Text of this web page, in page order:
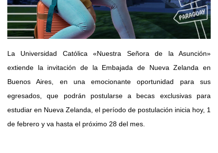
La Universidad Católica «Nuestra Señora de la Asunción»
extiende la invitación de la Embajada de Nueva Zelanda en
Buenos Aires, en una emocionante oportunidad para sus
egresados, que podrán postularse a becas exclusivas para
estudiar en Nueva Zelanda, el período de postulación inicia hoy, 1
de febrero y va hasta el próximo 28 del mes.